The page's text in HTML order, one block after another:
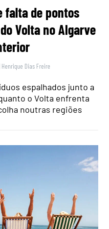
falta de pontos
Volta no Algarve
Henrique Dias Freire
espalhados junto a
o Volta enfrenta
noutras regiões